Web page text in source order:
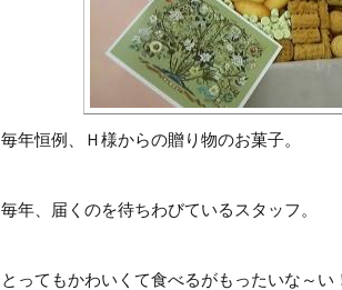
毎年恒例、Ｈ様からの贈り物のお菓子。
毎年、届くのを待ちわびているスタッフ。
とってもかわいくて食べるがもったいな～い